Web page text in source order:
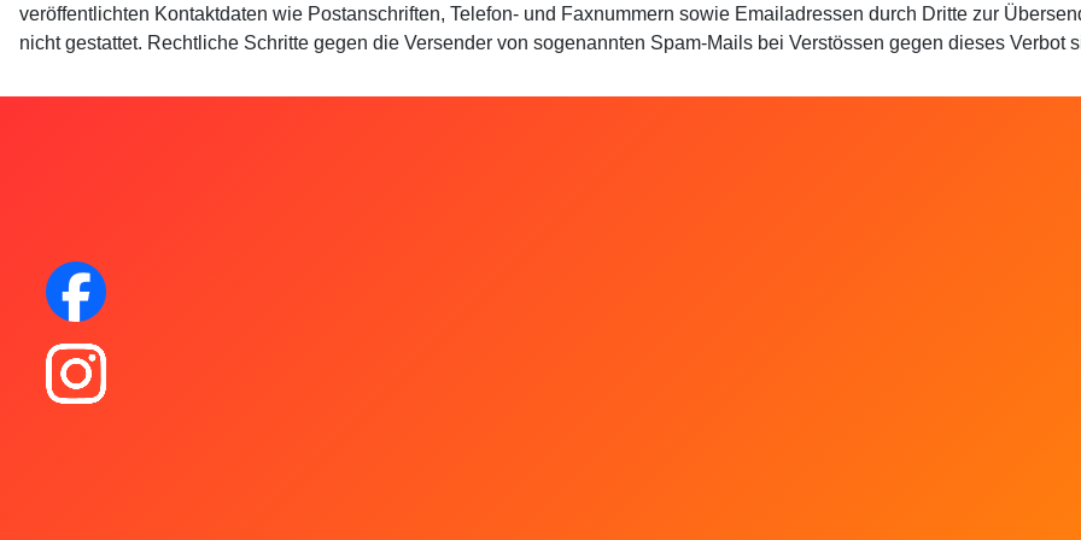
veröffentlichten Kontaktdaten wie Postanschriften, Telefon- und Faxnummern sowie Emailadressen durch Dritte zur
nicht gestattet. Rechtliche Schritte gegen die Versender von sogenannten Spam-Mails bei Verstössen gegen dieses Verbot
Facebook
Instagram